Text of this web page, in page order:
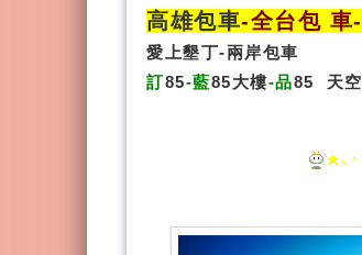
高雄包車-全台包 車-
愛上墾丁-兩岸包車
訂85-藍85大樓-品85 天空